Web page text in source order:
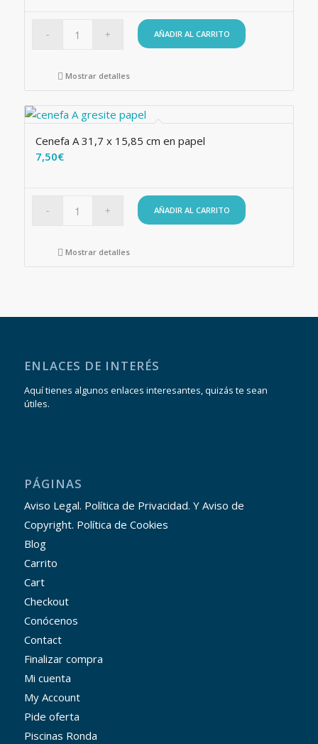
era:
actual
AÑADIR AL CARRITO
Mostrar detalles
Cenefa A 31,7 x 15,85 cm en papel
7,50€
AÑADIR AL CARRITO
Mostrar detalles
ENLACES DE INTERÉS
Aquí tienes algunos enlaces interesantes, quizás te sean
útiles.
PÁGINAS
Aviso Legal. Política de Privacidad. Y Aviso de
Copyright. Política de Cookies
Blog
Carrito
Cart
Checkout
Conócenos
Contact
Finalizar compra
Mi cuenta
My Account
Pide oferta
Piscinas Ronda